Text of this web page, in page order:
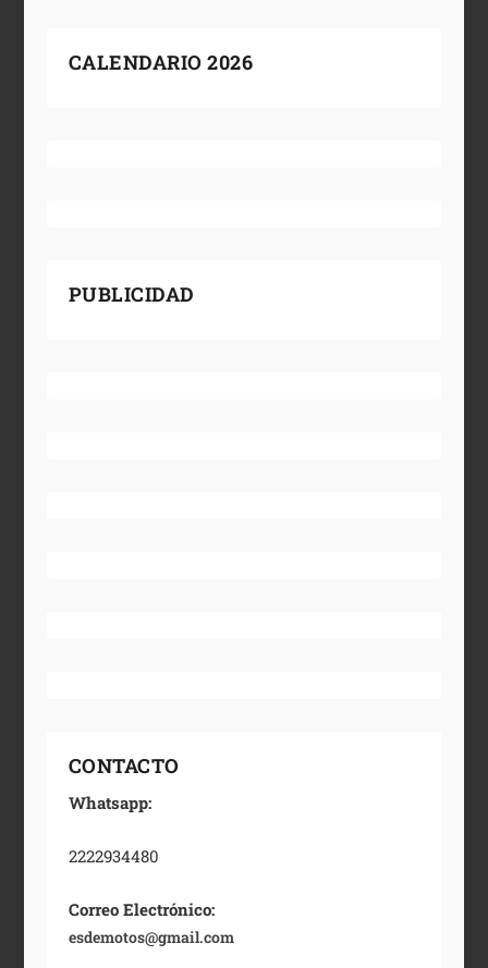
CALENDARIO 2026
PUBLICIDAD
CONTACTO
Whatsapp:
2222934480
Correo Electrónico:
esdemotos@gmail.com